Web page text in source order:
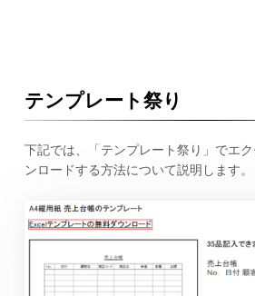
テンプレート祭り
下記では、「テンプレート祭り」でエ
ンロードする方法について説明します。